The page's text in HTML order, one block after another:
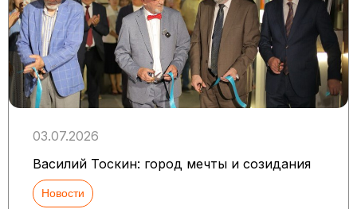
03.07.2026
Василий Тоскин: город мечты и созидания
Новости